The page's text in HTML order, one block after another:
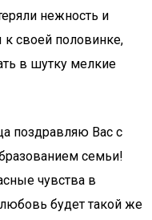
нежность и
своей половинке,
в шутку мелкие
поздравляю Вас с
семьи!
чувства в
будет такой же